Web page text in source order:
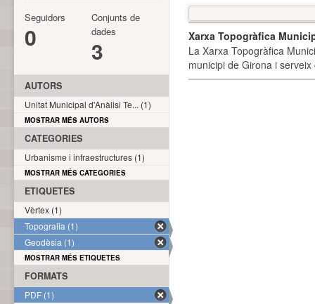
Xarxa Topogràfica
La Xarxa Topogràfica
municipi de Girona i
Seguidors
0
Conjunts de
dades
3
AUTORS
Unitat Municipal d'Anàlisi Te... (1)
MOSTRAR MÉS AUTORS
CATEGORIES
Urbanisme i infraestructures (1)
MOSTRAR MÉS CATEGORIES
ETIQUETES
Vèrtex (1)
Topografia (1)
Geodèsia (1)
MOSTRAR MÉS ETIQUETES
FORMATS
PDF (1)